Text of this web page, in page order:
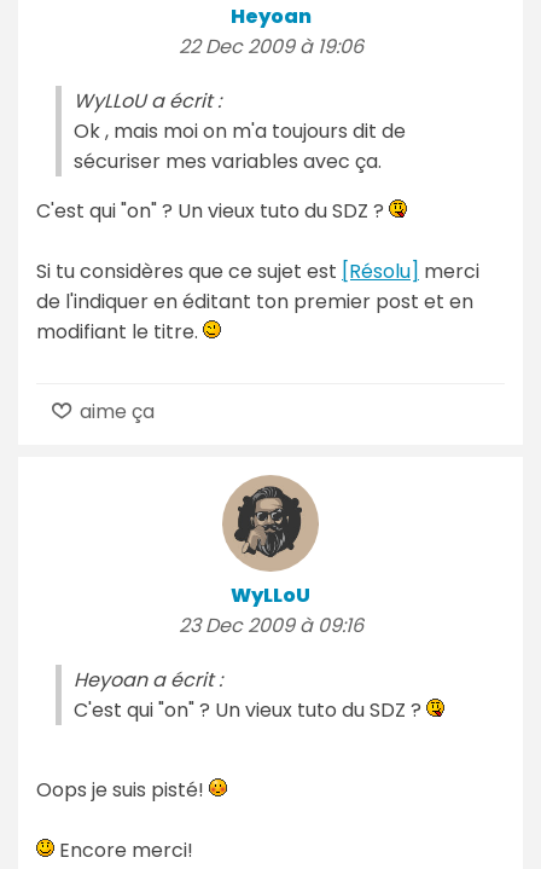
Heyoan
22 Dec 2009 à 19:06
WyLLoU a écrit :
Ok , mais moi on m'a toujours dit de
sécuriser mes variables avec ça.
C'est qui "on" ? Un vieux tuto du SDZ ?
Si tu considères que ce sujet est [Résolu] merci
de l'indiquer en éditant ton premier post et en
modifiant le titre.
aime ça
WyLLoU
23 Dec 2009 à 09:16
Heyoan a écrit :
C'est qui "on" ? Un vieux tuto du SDZ ?
Oops je suis pisté!
Encore merci!